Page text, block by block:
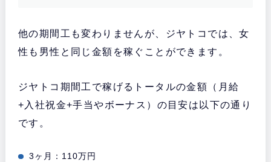
他の期間工も変わりませんが、ジヤトコでは、女
性も男性と同じ金額を稼ぐことができます。
ジヤトコ期間工で稼げるトータルの金額（月給
+入社祝金+手当やボーナス）の目安は以下の通り
です。
3ヶ月：110万円